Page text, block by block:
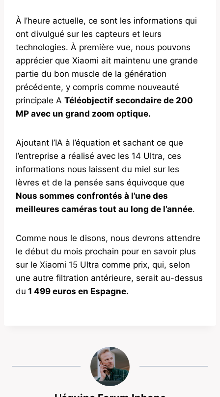
À l’heure actuelle, ce sont les informations qui
ont divulgué sur les capteurs et leurs
technologies. À première vue, nous pouvons
apprécier que Xiaomi ait maintenu une grande
partie du bon muscle de la génération
précédente, y compris comme nouveauté
principale A Téléobjectif secondaire de 200
MP avec un grand zoom optique.
Ajoutant l’IA à l’équation et sachant ce que
l’entreprise a réalisé avec les 14 Ultra, ces
informations nous laissent du miel sur les
lèvres et de la pensée sans équivoque que
Nous sommes confrontés à l’une des
meilleures caméras tout au long de l’année.
Comme nous le disons, nous devrons attendre
le début du mois prochain pour en savoir plus
sur le Xiaomi 15 Ultra comme prix, qui, selon
une autre filtration antérieure, serait au-dessus
du 1 499 euros en Espagne.